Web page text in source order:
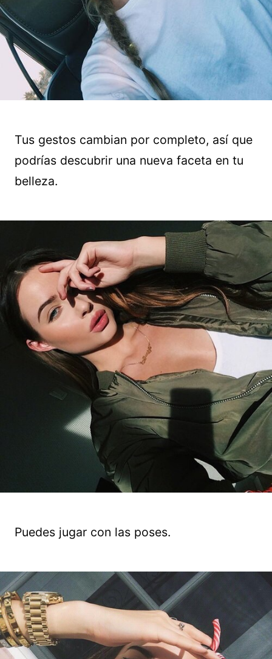
Tus gestos cambian por completo, así que
podrías descubrir una nueva faceta en tu
belleza.
Puedes jugar con las poses.